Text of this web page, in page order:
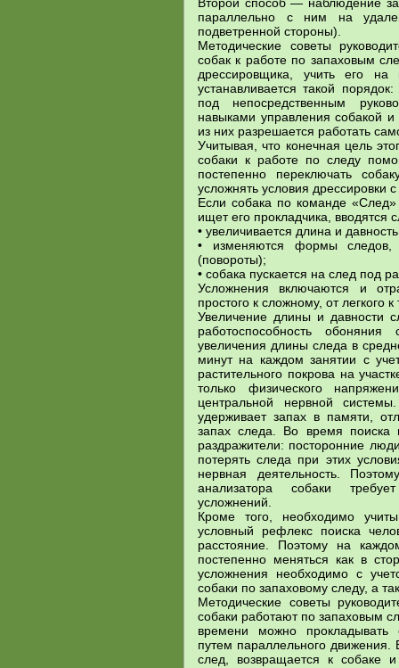
параллельно с ним на
подветренной стороны).
Методические советы
собак к работе по запаховым
дрессировщика, учить его на
устанавливается такой
под непосредственным
навыками управления собакой
из них разрешается работать
Учитывая, что конечная цель
собаки к работе по следу
постепенно переключать
усложнять условия дрессировки
Если собака по команде «След»
ищет его прокладчика,
• увеличивается длина и
• изменяются формы
(повороты);
• собака пускается на след под
Усложнения включаются и
простого к сложному, от легкого
Увеличение длины и давности
работоспособность
увеличения длины следа в
минут на каждом занятии с
растительного покрова на
только физического
центральной нервной
удерживает запах в памяти,
запах следа. Во время поиска
раздражители: посторонние
потерять следа при этих
нервная деятельность.
анализатора собаки
усложнений.
Кроме того, необходимо
условный рефлекс поиска
расстояние. Поэтому на
постепенно меняться как в
усложнения необходимо с
собаки по запаховому следу, а
Методические советы
собаки работают по запаховым
времени можно прокладывать
путем параллельного
след, возвращается к собаке